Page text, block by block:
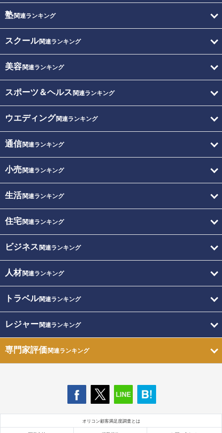
塾関連ランキング
スクール関連ランキング
美容関連ランキング
スポーツ＆ヘルス 関連ランキング
ウエディング関連ランキング
通信関連ランキング
小売関連ランキング
生活関連ランキング
住宅関連ランキング
ビジネス 関連ランキング
人材関連ランキング
トラベル関連ランキング
レジャー関連ランキング
専門家評価関連ランキング
オリコン顧客満足度調査とは